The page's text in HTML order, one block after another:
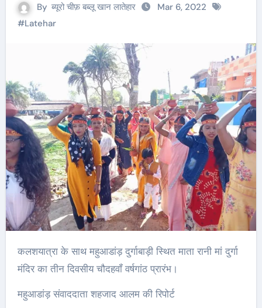
By ब्यूरो चीफ़ बब्लू खान लातेहार
Mar 6, 2022
#Latehar
कलशयात्रा के साथ महुआडांड़ दुर्गाबाड़ी स्थित माता रानी मां दुर्गा
मंदिर का तीन दिवसीय चौदहवॉं वर्षगांठ प्रारंभ।
महुआडांड़ संवाददाता शहजाद आलम की रिपोर्ट